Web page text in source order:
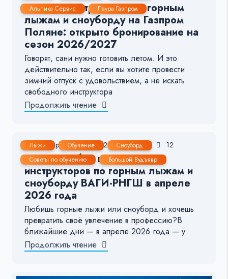
Альпика Сервис
Лаура Газпром
Лучшие инструкторы по горным
лыжам и сноуборду на Газпром
Поляне: открыто бронирование на
сезон 2026/2027
Говорят, сани нужно готовить летом. И это
действительно так, если вы хотите провести
зимний отпуск с удовольствием, а не искать
свободного инструктора
Продолжить чтение
Лыжи Обучение
Сноуборд
Советы по обучению
Большой Вудъявр
29 Мар, 2026 1-2 мин. 91 12
Открыт набор в школу
инструкторов по горным лыжам и
сноуборду ВАГИ-РНГШ в апреле
2026 года
Любишь горные лыжи или сноуборд и хочешь
превратить своё увлечение в профессию?В
ближайшие дни — в апреле 2026 года — у
Продолжить чтение